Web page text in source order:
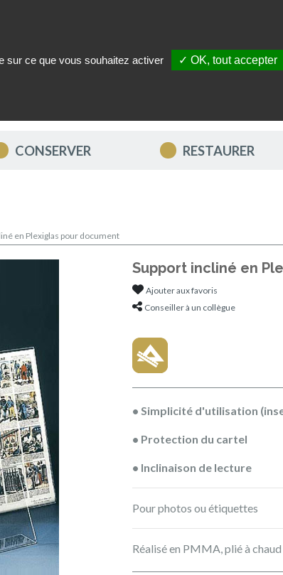
CONSERVER RESTAURER
en Plexiglas pour document
Support incliné en
Ajouter aux favoris
Conseiller à un collègue
• Simplicité d'utilisation
• Protection du cartel
• Inclinaison de lecture
Pour photos ou étiquettes
Réalisé en PMMA, plié à chaud
sur ce que vous souhaitez activer ✓ OK, tout accepter